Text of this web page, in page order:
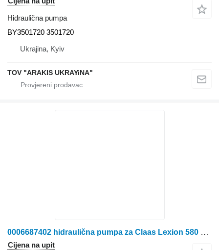
Hidraulična pumpa
BY3501720 3501720
Ukrajina, Kyiv
TOV "ARAKIS UKRAYiNA"
0006687402 hidraulična pumpa za Claas Lexion 580 kombajna za žito
Cijena na upit